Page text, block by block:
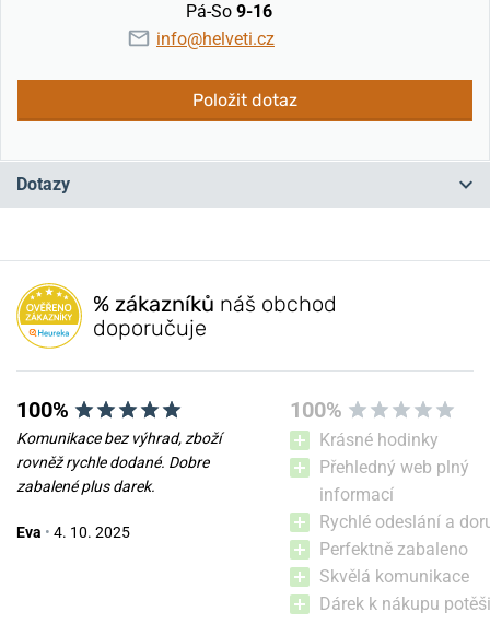
Pá-So 9-16
info@helveti.cz
Položit dotaz
Dotazy
Máte otázku? Zanechte nám komentář
Přidat dotaz
% zákazníků náš obchod
doporučuje
100%
Komunikace bez výhrad, zboží
rovněž rychle dodané. Dobre
zabalené plus darek.
Eva • 4. 10. 2025
100%
Krásné hodinky
Přehledný web plný
informací
Rychlé odeslání a
Perfektně zabaleno
Skvělá komunikace
Dárek k nákupu